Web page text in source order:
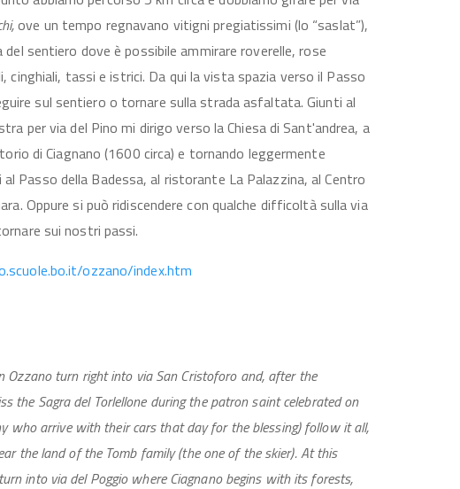
ove un tempo regnavano vitigni pregiatissimi (lo “saslat”),
sentiero dove è possibile ammirare roverelle, rose
cinghiali, tassi e istrici. Da qui la vista spazia verso il Passo
sul sentiero o tornare sulla strada asfaltata. Giunti al
per via del Pino mi dirigo verso la Chiesa di Sant'andrea, a
di Ciagnano (1600 circa) e tornando leggermente
Passo della Badessa, al ristorante La Palazzina, al Centro
Oppure si può ridiscendere con qualche difficoltà sulla via
sui nostri passi.
ozzano/index.htm
Ozzano turn right into via San Cristoforo and, after the
the Sagra del Torlellone during the patron saint celebrated on
who arrive with their cars that day for the blessing) follow it all,
the land of the Tomb family (the one of the skier). At this
into via del Poggio where Ciagnano begins with its forests,